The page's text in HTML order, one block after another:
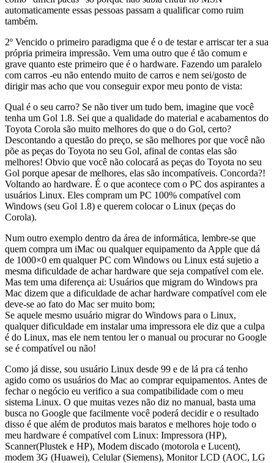
automaticamente essas pessoas passam a qualificar como ruim
também.
2º Vencido o primeiro paradigma que é o de testar e arriscar ter a sua
própria primeira impressão. Vem uma outro que é tão comum e
grave quanto este primeiro que é o hardware. Fazendo um paralelo
com carros -eu não entendo muito de carros e nem sei/gosto de
dirigir mas acho que vou conseguir expor meu ponto de vista:
Qual é o seu carro? Se não tiver um tudo bem, imagine que você
tenha um Gol 1.8. Sei que a qualidade do material e acabamentos do
Toyota Corola são muito melhores do que o do Gol, certo?
Descontando a questão do preço, se são melhores por que você não
põe as peças do Toyota no seu Gol, afinal de contas elas são
melhores! Obvio que você não colocará as peças do Toyota no seu
Gol porque apesar de melhores, elas são incompatíveis. Concorda?!
Voltando ao hardware. É o que acontece com o PC dos aspirantes a
usuários Linux. Eles compram um PC 100% compatível com
Windows (seu Gol 1.8) e querem colocar o Linux (peças do
Corola).
Num outro exemplo dentro da área de informática, lembre-se que
quem compra um iMac ou qualquer equipamento da Apple que dá
de 1000×0 em qualquer PC com Windows ou Linux está sujetio a
mesma dificuldade de achar hardware que seja compatível com ele.
Mas tem uma diferença ai: Usuários que migram do Windows pra
Mac dizem que a dificuldade de achar hardware compatível com ele
deve-se ao fato do Mac ser muito bom;
Se aquele mesmo usuário migrar do Windows para o Linux,
qualquer dificuldade em instalar uma impressora ele diz que a culpa
é do Linux, mas ele nem tentou ler o manual ou procurar no Google
se é compatível ou não!
Como já disse, sou usuário Linux desde 99 e de lá pra cá tenho
agido como os usuários do Mac ao comprar equipamentos. Antes de
fechar o negócio eu verifico a sua compatibilidade com o meu
sistema Linux. O que muitas vezes não diz no manual, basta uma
busca no Google que facilmente você poderá decidir e o resultado
disso é que além de produtos mais baratos e melhores hoje todo o
meu hardware é compatível com Linux: Impressora (HP),
Scanner(Plustek e HP), Modem discado (motorola e Lucent),
modem 3G (Huawei), Celular (Siemens), Monitor LCD (AOC, LG